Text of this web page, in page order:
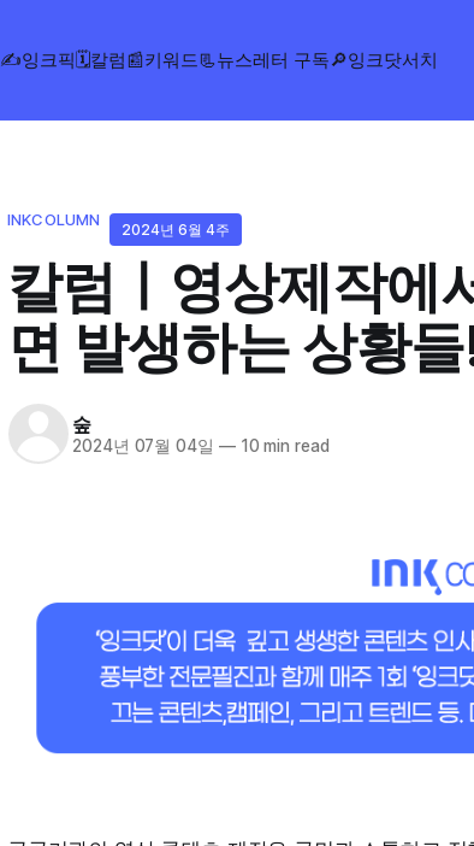
✍️잉크픽🗓️칼럼📰키워드📃뉴스레터 구독🔎잉크닷서치
INKCOLUMN
2024년 6월 4주
칼럼ㅣ영상제작에
면 발생하는 상황
숲
2024년 07월 04일 —10 min read